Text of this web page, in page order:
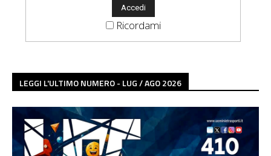
Ricordami
LEGGI L'ULTIMO NUMERO - LUG / AGO 2026